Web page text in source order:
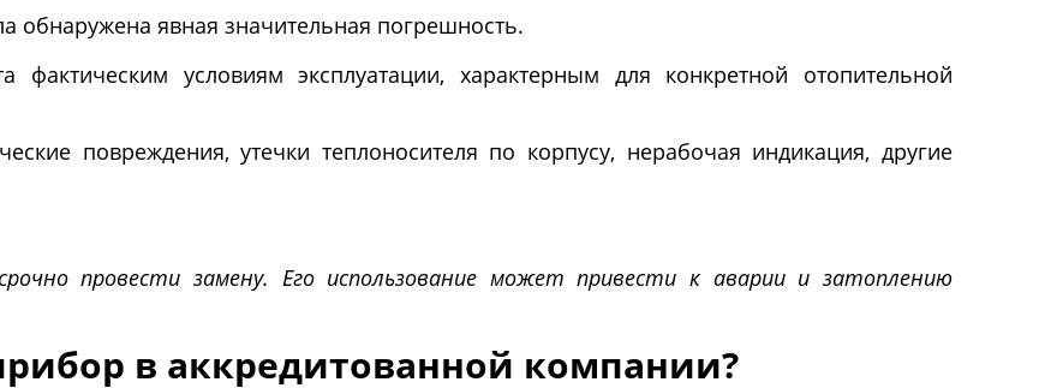
обнаружена явная значительная погрешность.
фактическим условиям эксплуатации, характерным для конкретной отопительной
повреждения, утечки теплоносителя по корпусу, нерабочая индикация, другие
провести замену. Его использование может привести к аварии и затоплению
в аккредитованной компании?